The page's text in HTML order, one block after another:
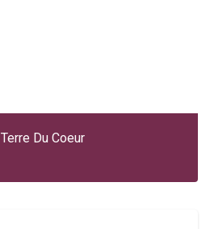
Terre Du Coeur